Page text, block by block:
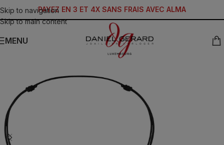
Skip to navigation
Skip to main content
PAYEZ EN 3 ET 4X SANS FRAIS AVEC ALMA
MENU